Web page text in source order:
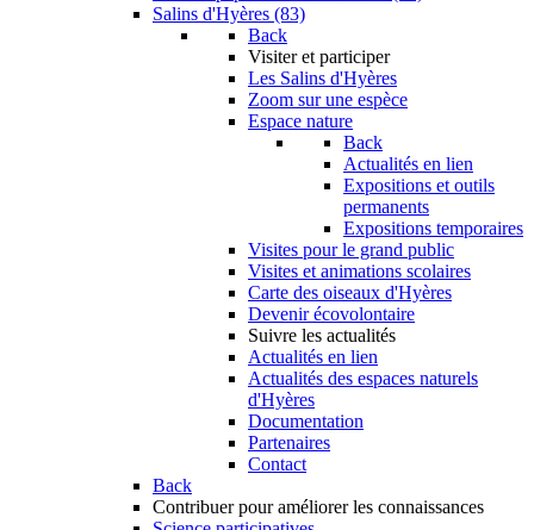
Salins d'Hyères (83)
Back
Visiter et participer
Les Salins d'Hyères
Zoom sur une espèce
Espace nature
Back
Actualités en lien
Expositions et outils
permanents
Expositions temporaires
Visites pour le grand public
Visites et animations scolaires
Carte des oiseaux d'Hyères
Devenir écovolontaire
Suivre les actualités
Actualités en lien
Actualités des espaces naturels
d'Hyères
Documentation
Partenaires
Contact
Back
Contribuer pour améliorer les connaissances